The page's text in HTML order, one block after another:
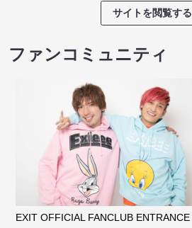
サイトを閲覧する
ファンコミュニティ
EXIT OFFICIAL FANCLUB ENTRANCE